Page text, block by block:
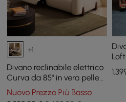
+1
Divano reclinabile elettrico
Curva da 85" in vera pelle
con poggiatesta regolabile
Nuovo Prezzo Più Basso